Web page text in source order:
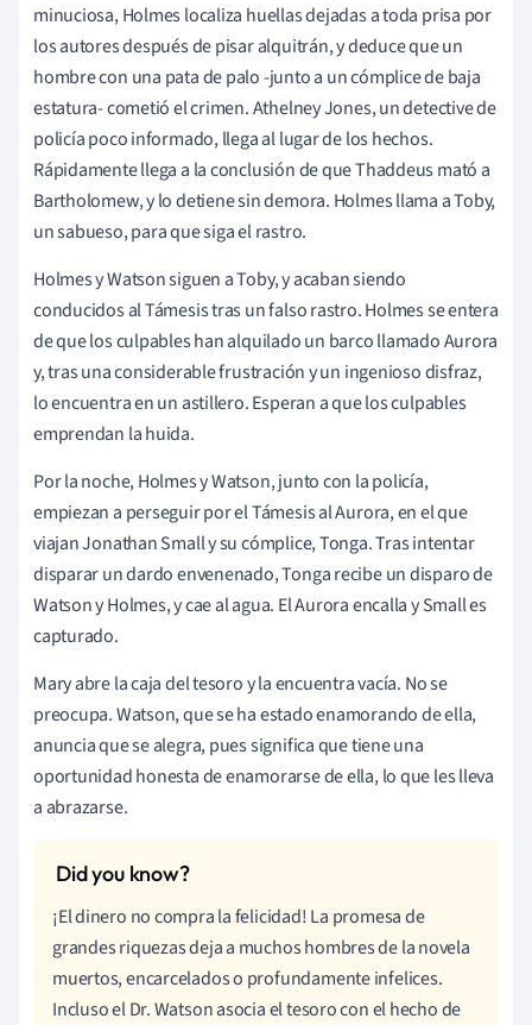
minuciosa, Holmes localiza huellas dejadas a toda prisa por
los autores después de pisar alquitrán, y deduce que un
hombre con una pata de palo -junto a un cómplice de baja
estatura- cometió el crimen. Athelney Jones, un detective de
policía poco informado, llega al lugar de los hechos.
Rápidamente llega a la conclusión de que Thaddeus mató a
Bartholomew, y lo detiene sin demora. Holmes llama a Toby,
un sabueso, para que siga el rastro.
Holmes y Watson siguen a Toby, y acaban siendo
conducidos al Támesis tras un falso rastro. Holmes se entera
de que los culpables han alquilado un barco llamado Aurora
y, tras una considerable frustración y un ingenioso disfraz,
lo encuentra en un astillero. Esperan a que los culpables
emprendan la huida.
Por la noche, Holmes y Watson, junto con la policía,
empiezan a perseguir por el Támesis al Aurora, en el que
viajan Jonathan Small y su cómplice, Tonga. Tras intentar
disparar un dardo envenenado, Tonga recibe un disparo de
Watson y Holmes, y cae al agua. El Aurora encalla y Small es
capturado.
Mary abre la caja del tesoro y la encuentra vacía. No se
preocupa. Watson, que se ha estado enamorando de ella,
anuncia que se alegra, pues significa que tiene una
oportunidad honesta de enamorarse de ella, lo que les lleva
a abrazarse.
¡El dinero no compra la felicidad! La promesa de
grandes riquezas deja a muchos hombres de la novela
muertos, encarcelados o profundamente infelices.
Incluso el Dr. Watson asocia el tesoro con el hecho de